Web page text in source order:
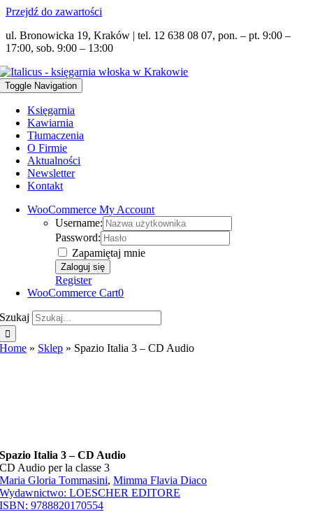
Przejdź do zawartości
ul. Bronowicka 19, Kraków | tel. 12 638 08 07, pon. – pt. 9:00 –
17:00, sob. 9:00 – 13:00
Toggle Navigation
Księgarnia
Kawiarnia
Tłumaczenia
O Firmie
Aktualności
Newsletter
Kontakt
WooCommerce My Account
Username:
Password:
Zapamiętaj mnie
Register
WooCommerce Cart0
Szukaj
Home » Sklep » Spazio Italia 3 – CD Audio
Spazio Italia 3 – CD Audio
CD Audio per la classe 3
Maria Gloria Tommasini,Mimma Flavia Diaco
Wydawnictwo:LOESCHER EDITORE
ISBN:9788820170554